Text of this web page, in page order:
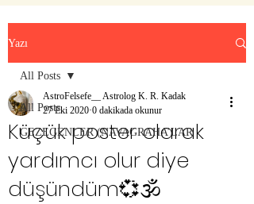
Yazı
All Posts
GEZEGENLER (NAVAGRAHA’LAR
All Posts
Küçük poster olarak
yardımcı olur diye
düşündüm💞🕉
AstroFelsefe__ Astrolog K. R. Kadak
27 Eki 2020 0 dakikada okunur